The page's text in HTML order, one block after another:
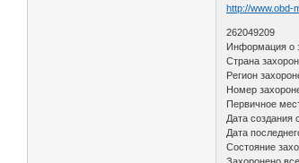
http://www.obd-
262049209
Информация о
Страна
Регион
Номер
Первичное
Дата создания
Дата
Состояние